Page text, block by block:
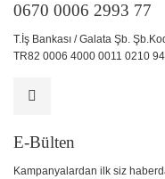
0670 0006 2993 77
T.İş Bankası / Galata Şb.
TR82 0006 4000 0011 0210
E-Bülten
Kampanyalardan ilk siz